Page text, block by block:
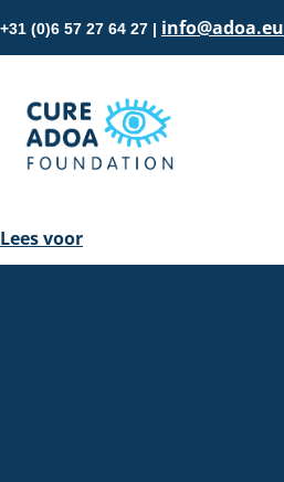
+31 (0)6 57 27 64 27 | info@adoa.eu
Lees voor